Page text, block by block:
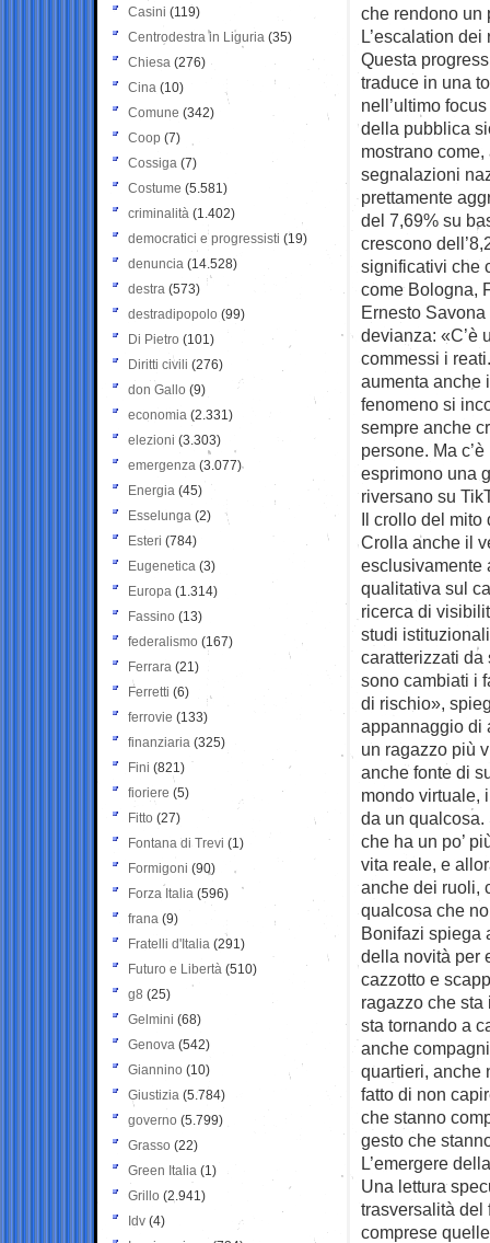
che rendono un
L’escalation
Questa
traduce in una
nell’ultimo
della pubblica
mostrano
segnalazioni
prettamente
del 7,69% su
crescono
significativi che
come Bologna,
Ernesto
devianza: «C’è
commessi i
aumenta anche
fenomeno si
sempre anche
persone. Ma
esprimono una
riversano su
Il crollo del mito
Crolla anche il
esclusivamente
qualitativa sul
ricerca di
studi
caratterizzati
sono cambiati i
di rischio»,
appannaggio di
un ragazzo più
anche fonte di
mondo virtuale,
da un qualcosa.
che ha un po’
vita reale, e
anche dei ruoli,
qualcosa che
Bonifazi spiega
della novità per
cazzotto e
ragazzo che
sta tornando a
anche
quartieri, anche
fatto di non
che stanno
gesto che
L’emergere
Una lettura
trasversalità del
comprese
Casini (119)
Centrodestra in Liguria (35)
Chiesa (276)
Cina (10)
Comune (342)
Coop (7)
Cossiga (7)
Costume (5.581)
criminalità (1.402)
democratici e progressisti (19)
denuncia (14.528)
destra (573)
destradipopolo (99)
Di Pietro (101)
Diritti civili (276)
don Gallo (9)
economia (2.331)
elezioni (3.303)
emergenza (3.077)
Energia (45)
Esselunga (2)
Esteri (784)
Eugenetica (3)
Europa (1.314)
Fassino (13)
federalismo (167)
Ferrara (21)
Ferretti (6)
ferrovie (133)
finanziaria (325)
Fini (821)
fioriere (5)
Fitto (27)
Fontana di Trevi (1)
Formigoni (90)
Forza Italia (596)
frana (9)
Fratelli d'Italia (291)
Futuro e Libertà (510)
g8 (25)
Gelmini (68)
Genova (542)
Giannino (10)
Giustizia (5.784)
governo (5.799)
Grasso (22)
Green Italia (1)
Grillo (2.941)
Idv (4)